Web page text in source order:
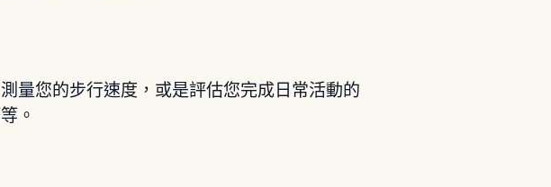
量您的步行速度，或是評估您完成日常活動的
。